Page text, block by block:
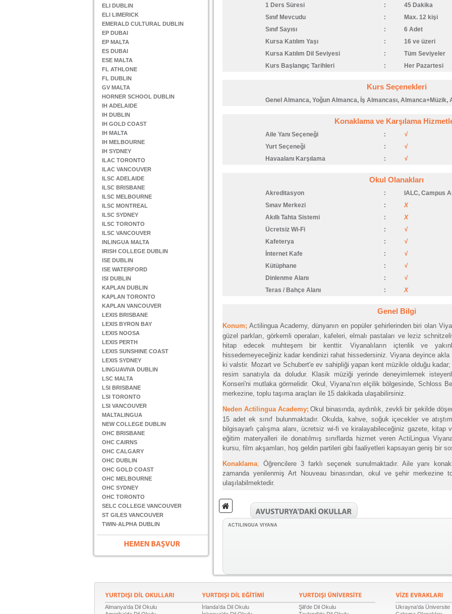
ELI DUBLIN
ELI LIMERICK
EMERALD CULTURAL DUBLIN
EP DUBAI
EP MALTA
ES DUBAI
ESE MALTA
FL ATHLONE
FL DUBLIN
GV MALTA
HORNER SCHOOL DUBLIN
IH ADELAIDE
IH DUBLIN
IH GOLD COAST
IH MALTA
IH MELBOURNE
IH SYDNEY
ILAC TORONTO
ILAC VANCOUVER
ILSC ADELAIDE
ILSC BRISBANE
ILSC MELBOURNE
ILSC MONTREAL
ILSC SYDNEY
ILSC TORONTO
ILSC VANCOUVER
INLINGUA MALTA
IRISH COLLEGE DUBLIN
ISE DUBLIN
ISE WATERFORD
ISI DUBLIN
KAPLAN DUBLIN
KAPLAN TORONTO
KAPLAN VANCOUVER
LEXIS BRISBANE
LEXIS BYRON BAY
LEXIS NOOSA
LEXIS PERTH
LEXIS SUNSHINE COAST
LEXIS SYDNEY
LINGUAVIVA DUBLIN
LSC MALTA
LSI BRISBANE
LSI TORONTO
LSI VANCOUVER
MALTALINGUA
NEW COLLEGE DUBLIN
OHC BRISBANE
OHC CAIRNS
OHC CALGARY
OHC DUBLIN
OHC GOLD COAST
OHC MELBOURNE
OHC SYDNEY
OHC TORONTO
SELC COLLEGE VANCOUVER
ST GILES VANCOUVER
TWIN-ALPHA DUBLIN
1 Ders Süresi
:
45 Dakika
Sınıf Mevcudu
:
Max. 12 kişi
Sınıf Sayısı
:
6 Adet
Kursa Katılım Yaşı
:
16 ve üzeri
Kursa Katılım Dil Seviyesi
:
Tüm Seviyeler
Kurs Başlangıç Tarihleri
: Her Pazartesi
Kurs Seçenekleri
Genel Almanca, Yoğun Almanca, İş Almancası,
Konaklama ve Karşılama
Aile Yanı Seçeneği :
√
Yurt Seçeneği
:
√
Havaalanı Karşılama
: √
Okul Olanakları
Akreditasyon :
IALC, Campus
Sınav Merkezi
:
X
Akıllı Tahta Sistemi
:
X
Ücretsiz Wi-Fi
:
√
Kafeterya
:
√
İnternet Kafe
:
√
Kütüphane
:
√
Dinlenme Alanı
:
√
Teras / Bahçe Alanı
: X
Genel Bilgi
Konum; Actilingua Academy, dünyanın en popüler şehirlerinden biri olan
güzel parkları, görkemli operaları, kafeleri, elmalı pastaları ve leziz
hitap edecek muhteşem bir kenttir. Viyanalıların içtenlik ve
hissedemeyeceğiniz kadar kendinizi rahat hissedersiniz. Viyana deyince
ki valstir. Mozart ve Schubert'e ev sahipliği yapan kent müzikle olduğu
resim sanatıyla da doludur. Klasik müziği yerinde deneyimlemek
Konseri'ni mutlaka görmelidir. Okul, Viyana’nın elçilik bölgesinde, Schloss
merkezine, toplu taşıma araçları ile 15 dakikada ulaşabilirsiniz.
Neden Actilingua Academy; Okul binasında, aydınlık, zevkli bir şekilde
15 adet ek sınıf bulunmaktadır. Okulda, kahve, soğuk içecekler ve
bilgisayarlı çalışma alanı, ücretsiz wi-fi ve kiralayabileceğiniz gazete, kitap
eğitim materyalleri ile donatılmış sınıflarda hizmet veren ActiLingua
kursu, film akşamları, hoş geldin partileri gibi faaliyetleri kapsayan geniş bir
Konaklama; Öğrencilere 3 farklı seçenek sunulmaktadır. Aile yanı
zamanda yenilenmiş Art Nouveau binasından, okul ve şehir merkezine
ulaşılabilmektedir.
ACTILINGUA VIYANA
Almanya'da Dil Okulu
İrlanda'da Dil Okulu
Şili'de Dil Okulu
Ukrayna'da Üniversite